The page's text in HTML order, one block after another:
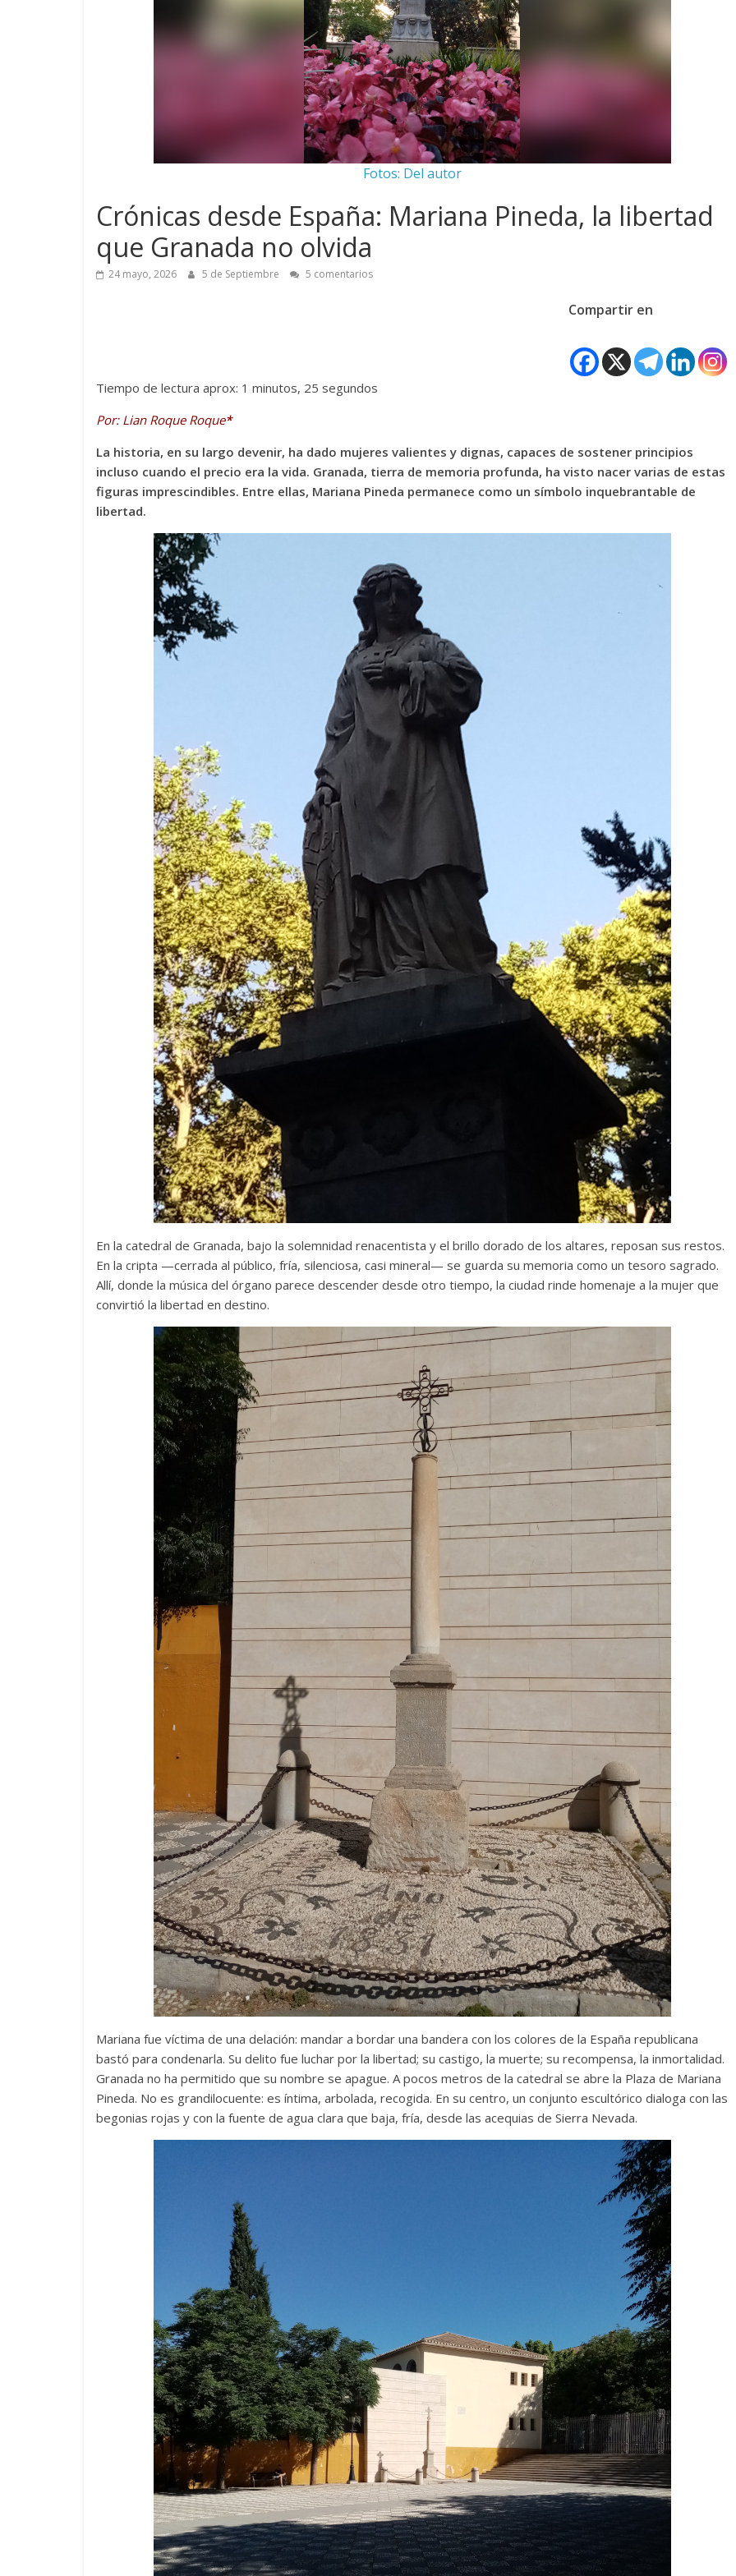
Fotos: Del autor
Crónicas desde España: Mariana Pineda, la libertad
que Granada no olvida
24 mayo, 2026 5 de Septiembre 5 comentarios
Compartir en
Tiempo de lectura aprox: 1 minutos, 25 segundos
Por: Lian Roque Roque*
La historia, en su largo devenir, ha dado mujeres valientes y dignas, capaces de sostener principios
incluso cuando el precio era la vida. Granada, tierra de memoria profunda, ha visto nacer varias de estas
figuras imprescindibles. Entre ellas, Mariana Pineda permanece como un símbolo inquebrantable de
libertad.
En la catedral de Granada, bajo la solemnidad renacentista y el brillo dorado de los altares, reposan sus restos.
En la cripta —cerrada al público, fría, silenciosa, casi mineral— se guarda su memoria como un tesoro sagrado.
Allí, donde la música del órgano parece descender desde otro tiempo, la ciudad rinde homenaje a la mujer que
convirtió la libertad en destino.
Mariana fue víctima de una delación: mandar a bordar una bandera con los colores de la España republicana
bastó para condenarla. Su delito fue luchar por la libertad; su castigo, la muerte; su recompensa, la inmortalidad.
Granada no ha permitido que su nombre se apague. A pocos metros de la catedral se abre la Plaza de Mariana
Pineda. No es grandilocuente: es íntima, arbolada, recogida. En su centro, un conjunto escultórico dialoga con las
begonias rojas y con la fuente de agua clara que baja, fría, desde las acequias de Sierra Nevada.
Cuento de hadas
interclasista en la alta
burguesía mexicana
30 diciembre, 2025
Julio Martínez Molina
0
Cine macizo de
28 diciembre, 2025
Responso por el alma
atormentada de Denís
15 septiembre, 2024
Francisco G.
0